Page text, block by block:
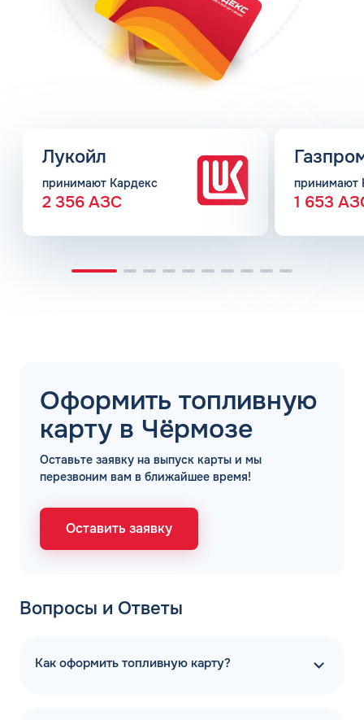
Лукойл
принимают Кардекс
2 356 АЗС
принимают
1 653
Оформить топливную
карту в Чёрмозе
Оставьте заявку на выпуск карты и мы
перезвоним вам в ближайшее время!
Оставить заявку
Вопросы и Ответы
Как оформить топливную карту?